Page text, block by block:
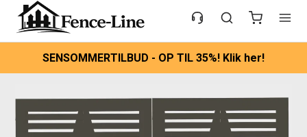
SENSOMMERTILBUD - OP TIL 35%! Klik her!